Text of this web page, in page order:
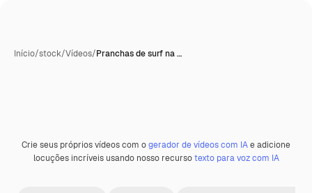
Início/stock/Vídeos/Pranchas de surf na …
Premium
Crie seus próprios vídeos com ogerador de vídeos com IAe adicione
locuções incríveis usando nosso recursotexto para voz com IA